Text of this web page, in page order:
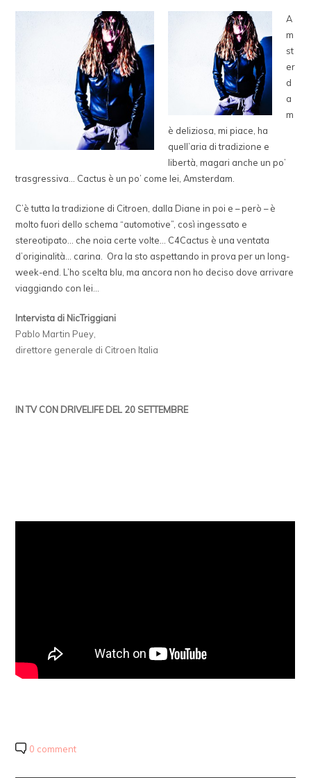
A
m
st
er
d
a
m
è deliziosa, mi piace, ha
quell’aria di tradizione e
libertà, magari anche un po’
trasgressiva… Cactus è un po’ come lei, Amsterdam.
C’è tutta la tradizione di Citroen, dalla Diane in poi e – però – è
molto fuori dello schema “automotive”, così ingessato e
stereotipato… che noia certe volte… C4Cactus è una ventata
d’originalità… carina. Ora la sto aspettando in prova per un long-
week-end. L’ho scelta blu, ma ancora non ho deciso dove arrivare
viaggiando con lei…
Intervista di NicTriggiani
Pablo Martin Puey,
direttore generale di Citroen Italia
IN TV CON DRIVELIFE DEL 20 SETTEMBRE
0 comment